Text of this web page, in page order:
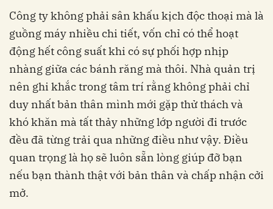
Công ty không phải sân khấu kịch độc thoại mà là
guồng máy nhiều chi tiết, vốn chỉ có thể hoạt
động hết công suất khi có sự phối hợp nhịp
nhàng giữa các bánh răng mà thôi. Nhà quản trị
nên ghi khắc trong tâm trí rằng không phải chỉ
duy nhất bản thân mình mới gặp thử thách và
khó khăn mà tất thảy những lớp người đi trước
đều đã từng trải qua những điều như vậy. Điều
quan trọng là họ sẽ luôn sẵn lòng giúp đỡ bạn
nếu bạn thành thật với bản thân và chấp nhận cởi
mở.